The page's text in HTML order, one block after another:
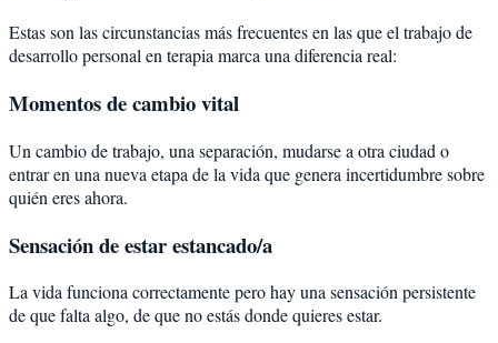
Estas son las circunstancias más frecuentes en las que el trabajo de
desarrollo personal en terapia marca una diferencia real:
Momentos de cambio vital
Un cambio de trabajo, una separación, mudarse a otra ciudad o
entrar en una nueva etapa de la vida que genera incertidumbre sobre
quién eres ahora.
Sensación de estar estancado/a
La vida funciona correctamente pero hay una sensación persistente
de que falta algo, de que no estás donde quieres estar.